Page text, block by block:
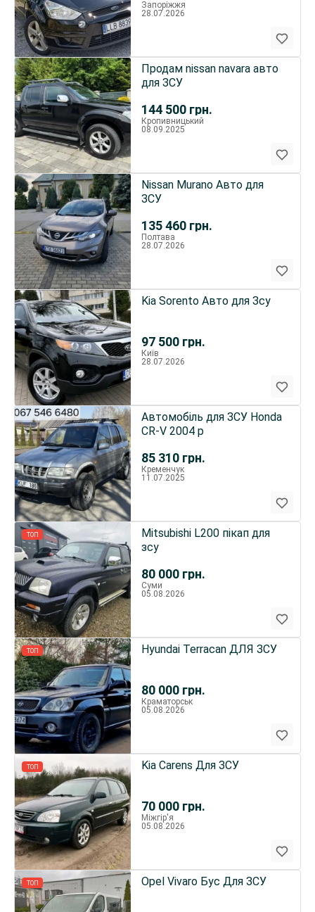
Запоріжжя
28.07.2026
144 500 грн.
Продам nissan navara авто
для ЗСУ
Кропивницький
08.09.2025
135 460 грн.
Nissan Murano Авто для
ЗСУ
Полтава
28.07.2026
97 500 грн.
Kia Sorento Авто для Зсу
Київ
28.07.2026
85 310 грн.
Автомобіль для ЗСУ Honda
CR-V 2004 р
Кременчук
11.07.2025
ТОП
80 000 грн.
Mitsubishi L200 пікап для
зсу
Суми
05.08.2026
ТОП
80 000 грн.
Hyundai Terracan ДЛЯ ЗСУ
Краматорськ
05.08.2026
ТОП
70 000 грн.
Kia Carens Для ЗСУ
Міжгір'я
05.08.2026
ТОП Opel Vivaro Бус Для ЗСУ